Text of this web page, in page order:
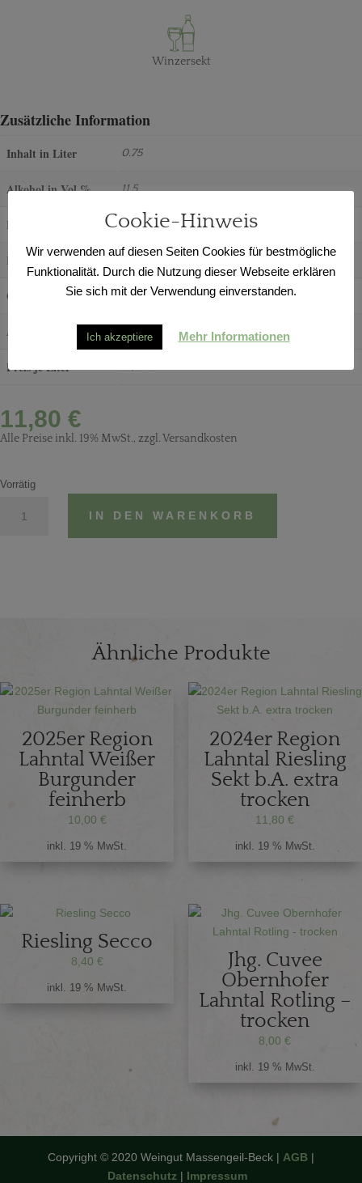
Winzersekt
Zusätzliche Information
Inhalt in Liter 0.75
Alkohol in Vol.% 11,5
Restzucker in g/L 17,9
Rebsorte Riesling
Geschmack trocken
Allergenhinweis enthält Sulfite
Preis je Liter
11,80 €
Alle Preise inkl. 19% MwSt., zzgl. Versandkosten
Vorrätig
Region
IN DEN WARENKORB
Ähnliche Produkte
2025er Region
Lahntal Weißer
Burgunder
feinherb
10,00 €
inkl. 19 % MwSt.
2024er Region
Lahntal Riesling
Sekt b.A. extra
trocken
11,80€
inkl. 19 % MwSt.
Riesling Secco
8,40 €
inkl. 19 % MwSt.
Jhg. Cuvee
Obernhofer
Lahntal Rotling –
trocken
8,00€
inkl. 19 % MwSt.
Copyright © 2020 Weingut Massengeil-Beck | AGB|
Datenschutz | Impressum
Cookie-Hinweis
Wir verwenden auf diesen Seiten Cookies für bestmögliche
Funktionalität. Durch die Nutzung dieser Webseite erklären
Sie sich mit der Verwendung einverstanden.
Ich akzeptiere Mehr Informationen